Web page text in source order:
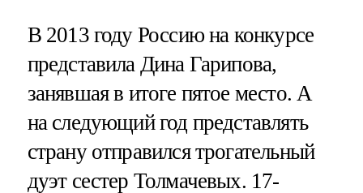
В 2013 году Россию на конкурсе
представила Дина Гарипова,
занявшая в итоге пятое место. А
на следующий год представлять
страну отправился трогательный
дуэт сестер Толмачевых. 17-